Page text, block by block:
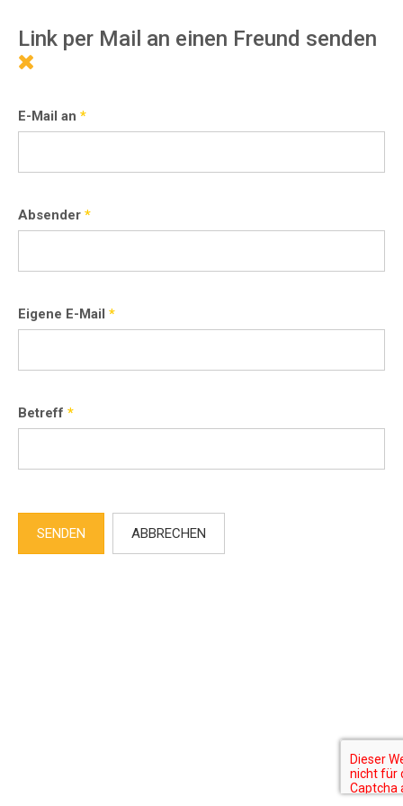
Link per Mail an einen Freund senden
E-Mail an *
Absender *
Eigene E-Mail *
Betreff *
SENDEN ABBRECHEN